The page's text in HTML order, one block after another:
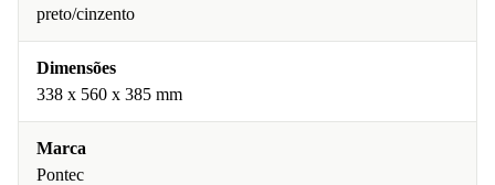
preto/cinzento
Dimensões
338 x 560 x 385 mm
Marca
Pontec